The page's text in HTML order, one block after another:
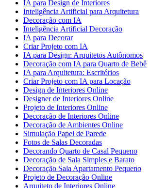
IA para Design de Interiores
Inteligência Artificial para Arquitetura
Decoração com IA
Inteligência Artificial Decoração
IA para Decorar
Criar Projeto com IA
IA para Design: Arquitetos Autônomos
Decoração com IA para Quarto de Bebê
IA para Arquitetura: Escritórios
Criar Projeto com IA para Locação
Design de Interiores Online
Designer de Interiores Online
Projeto de Interiores Online
Decoração de Interiores Online
Decoração de Ambientes Online
Simulação Papel de Parede
Fotos de Salas Decoradas
Decorando Quarto de Casal Pequeno
Decoração de Sala Simples e Barato
Decoração Sala Apartamento Pequeno
Projeto de Decoração Online
Arquiteto de Interiores Online